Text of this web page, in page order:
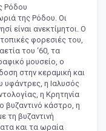
Ρόδου
της Ρόδου. Οι
είναι ανεκτίμητοι. Ο
φορεσιές του,
του ‘60, τα
μουσείο, ο
στην κεραμική και
υφάντρες, η Ιαλυσός
η Κρητηνία
κάστρο, η
τη βυζαντινή
και τα ωραία